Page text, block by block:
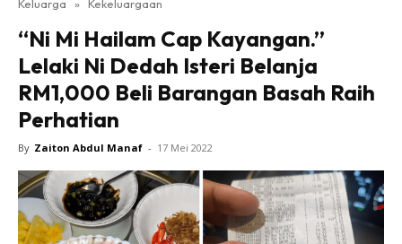
Keluarga » Kekeluargaan
“Ni Mi Hailam Cap Kayangan.”
Lelaki Ni Dedah Isteri Belanja
RM1,000 Beli Barangan Basah Raih
Perhatian
By Zaiton Abdul Manaf - 17 Mei 2022